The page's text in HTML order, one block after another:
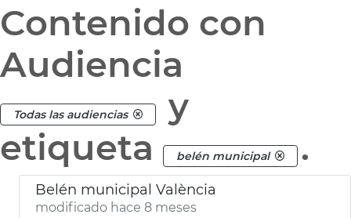
Contenido con
Audiencia
Todas las audiencias
y
etiqueta
belén municipal .
Belén municipal València
modificado hace 8 meses